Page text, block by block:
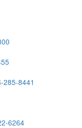
285-8441
6264